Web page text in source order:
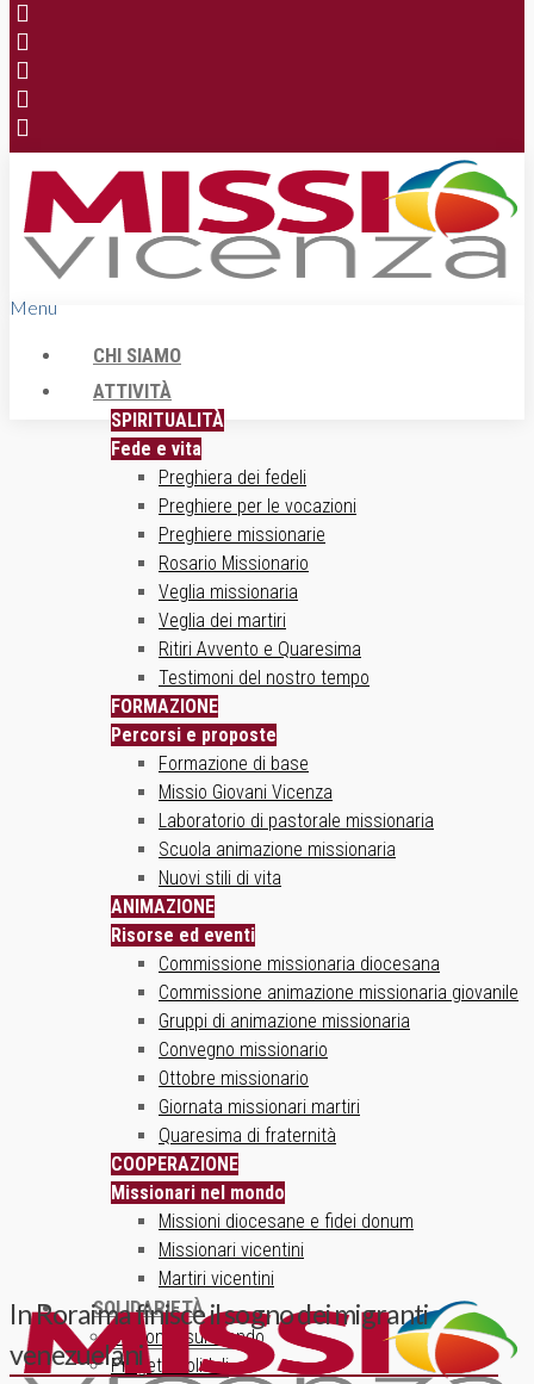
Menu
CHI SIAMO
ATTIVITÀ
SPIRITUALITÀ
Fede e vita
Preghiera dei fedeli
Preghiere per le vocazioni
Preghiere missionarie
Rosario Missionario
Veglia missionaria
Veglia dei martiri
Ritiri Avvento e Quaresima
Testimoni del nostro tempo
FORMAZIONE
Percorsi e proposte
Formazione di base
Missio Giovani Vicenza
Laboratorio di pastorale missionaria
Scuola animazione missionaria
Nuovi stili di vita
ANIMAZIONE
Risorse ed eventi
Commissione missionaria diocesana
Commissione animazione missionaria giovanile
Gruppi di animazione missionaria
Convegno missionario
Ottobre missionario
Giornata missionari martiri
Quaresima di fraternità
COOPERAZIONE
Missionari nel mondo
Missioni diocesane e fidei donum
Missionari vicentini
Martiri vicentini
SOLIDARIETÀ
Un ponte sul mondo
Progetti solidali
In Roraima finisce il sogno dei migranti
venezuelani